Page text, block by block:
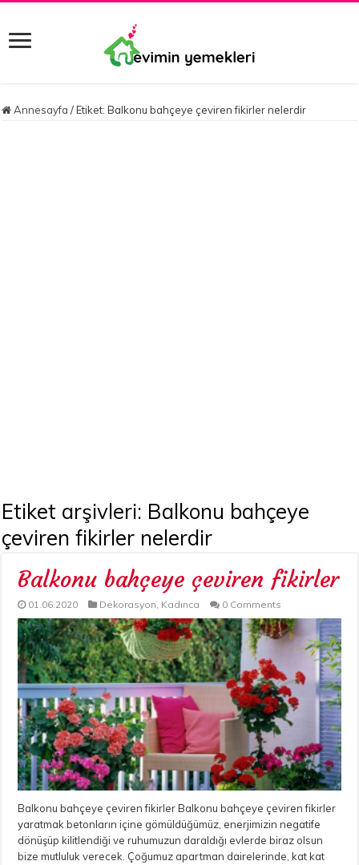
Annesayfa / Etiket:Balkonu bahçeye çeviren fikirler nelerdir
Etiket arşivleri: Balkonu bahçeye
çeviren fikirler nelerdir
Balkonu bahçeye çeviren fikirler
01.06.2020 Dekorasyon, Kadınca 0 Comments
Balkonu bahçeye çeviren fikirler Balkonu bahçeye çeviren fikirler
yaratmak betonların içine gömüldüğümüz, enerjimizin negatife
dönüşüp kilitlendiği ve ruhumuzun daraldığı evlerde biraz olsun
bize mutluluk verecek. Çoğumuz apartman dairelerinde, kat kat